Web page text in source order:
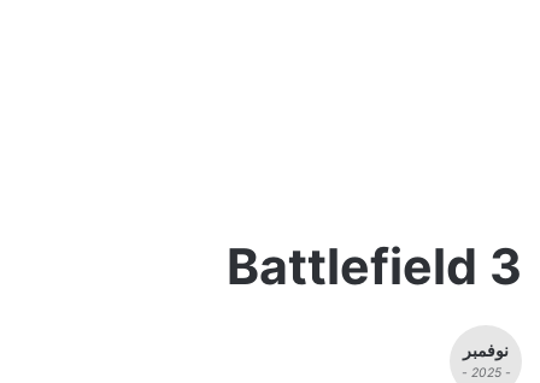
Battlefield 3
نوفمبر
- 2025 -